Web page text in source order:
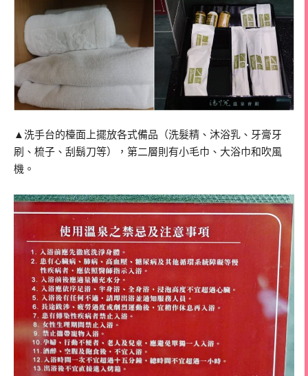
▲洗手台的檯面上擺放各式備品（洗髮精、沐浴乳、牙膏牙
刷、梳子、刮鬍刀等），第二層則有小毛巾、大浴巾和吹風
機。